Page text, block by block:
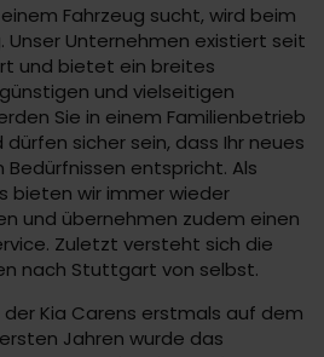
Fahrzeug sucht, wird beim
Unser Unternehmen existiert seit
und bietet ein breites
und vielseitigen
Sie in einem Familienbetrieb
sicher sein, dass Ihr neues
Bedürfnissen entspricht. Als
bieten wir immer wieder
und übernehmen zudem einen
Zuletzt versteht sich die
nach Stuttgart von selbst.
der Kia Carens erstmals auf dem
Jahren wurde das